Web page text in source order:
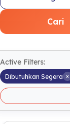
Cari
Active Filters:
Dibutuhkan Segera ×